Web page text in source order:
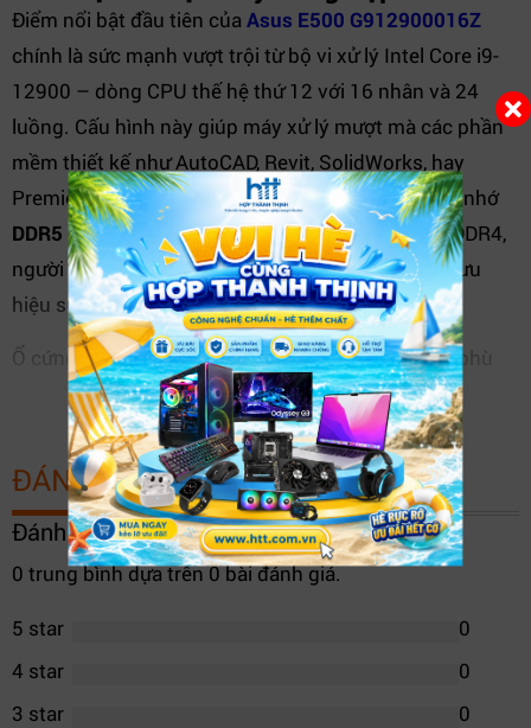
Điểm nổi bật đầu tiên của Asus E500 G912900016Z
chính là sức mạnh vượt trội từ bộ vi xử lý Intel Core i9-
12900 – dòng CPU thế hệ thứ 12 với 16 nhân và 24
luồng. Cấu hình này giúp máy xử lý mượt mà các phần
mềm thiết kế như AutoCAD, Revit, SolidWorks, hay
Premiere Pro mà không giật lag. Kết hợp cùng bộ nhớ
DDR5 16GBcho tốc độ xử lý cao hơn 50% so với DDR4,
người dùng có thể mở đồng thời nhiều tác vụ, tối ưu
hiệu suất làm việc.
Ổ cứng 1TB HDD mang lại không gian lưu trữ lớn, phù
hợp cho việc lưu dữ liệu dự án, bản vẽ, video dung lượng
cao. Ngoài ra, người dùng có thể dễ dàng nâng cấp
thêm SSD M.2 NVMe để tăng tốc độ khởi động và truy
xuất dữ liệu.
XEM THÊM
ĐÁNH GIÁ SẢN PHẨM
Đánh giá trung bình
0 trung bình dựa trên 0 bài đánh giá.
5 star
0
4 star
0
3 star
0